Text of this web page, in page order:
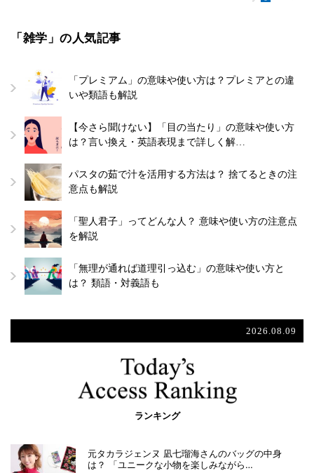
「雑学」の人気記事
「プレミアム」の意味や使い方は？プレミアとの違
いや類語も解説
【今さら聞けない】「目の当たり」の意味や使い方
は？言い換え・英語表現まで詳しく解…
パスタの茹で汁を活用する方法は？ 捨てるときの注
意点も解説
「聖人君子」ってどんな人？ 意味や使い方の注意点
を解説
「無理が通れば道理引っ込む」の意味や使い方と
は？ 類語・対義語も
2026.08.09
ランキング
元タカラジェンヌ 凪七瑠海さんのバッグの中身
は？ 「ユニークな小物を楽しみながら…